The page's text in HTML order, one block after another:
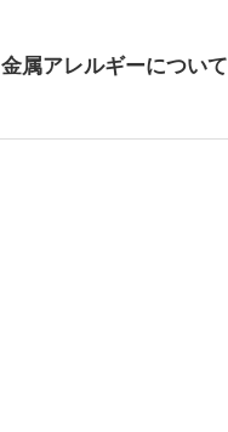
金属アレルギーについて